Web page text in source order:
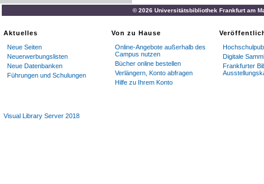
© 2026 Universitätsbibliothek Frankfurt am
Aktuelles
Neue Seiten
Neuerwerbungslisten
Neue Datenbanken
Führungen und Schulungen
Von zu Hause
Online-Angebote außerhalb des
Campus nutzen
Bücher online bestellen
Verlängern, Konto abfragen
Hilfe zu Ihrem Konto
Digitale
Frankfurter
Visual Library Server 2018